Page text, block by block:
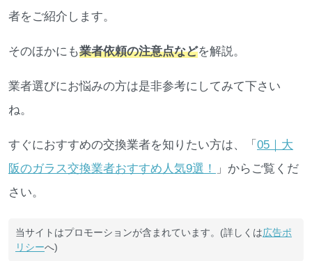
者をご紹介します。
そのほかにも業者依頼の注意点などを解説。
業者選びにお悩みの方は是非参考にしてみて下さい
ね。
すぐにおすすめの交換業者を知りたい方は、「 05｜大
阪のガラス交換業者おすすめ人気9選！
」からご覧くだ
さい。
当サイトはプロモーションが含まれています。(詳しくは広告ポ
リシーへ)